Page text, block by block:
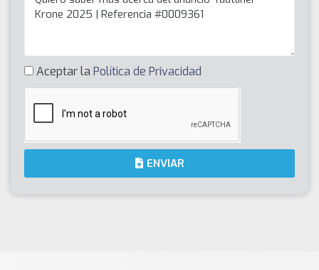
Aceptar la Política de Privacidad
ENVIAR